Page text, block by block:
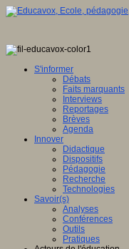
S'informer
Débats
Faits marquants
Interviews
Reportages
Brèves
Agenda
Innover
Didactique
Dispositifs
Pédagogie
Recherche
Technologies
Savoir(s)
Analyses
Conférences
Outils
Pratiques